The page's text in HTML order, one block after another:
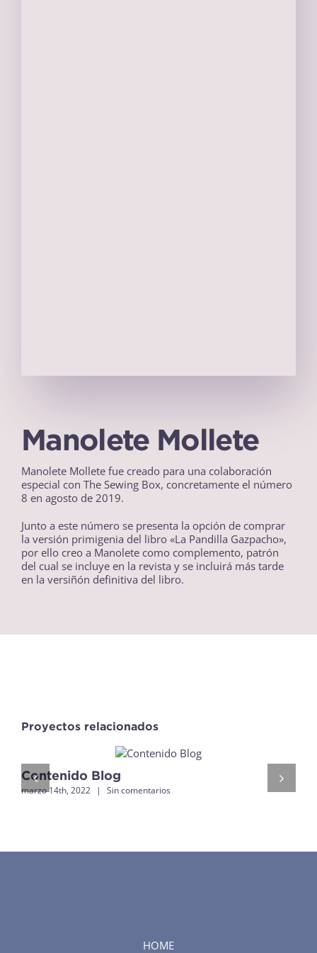
Manolete Mollete
Manolete Mollete fue creado para una colaboración
especial con The Sewing Box, concretamente el número
8 en agosto de 2019.
Junto a este número se presenta la opción de comprar
la versión primigenia del libro «La Pandilla Gazpacho»,
por ello creo a Manolete como complemento, patrón
del cual se incluye en la revista y se incluirá más tarde
en la versiñón definitiva del libro.
Proyectos relacionados
Contenido Blog
marzo 14th, 2022 | Sin comentarios
HOME